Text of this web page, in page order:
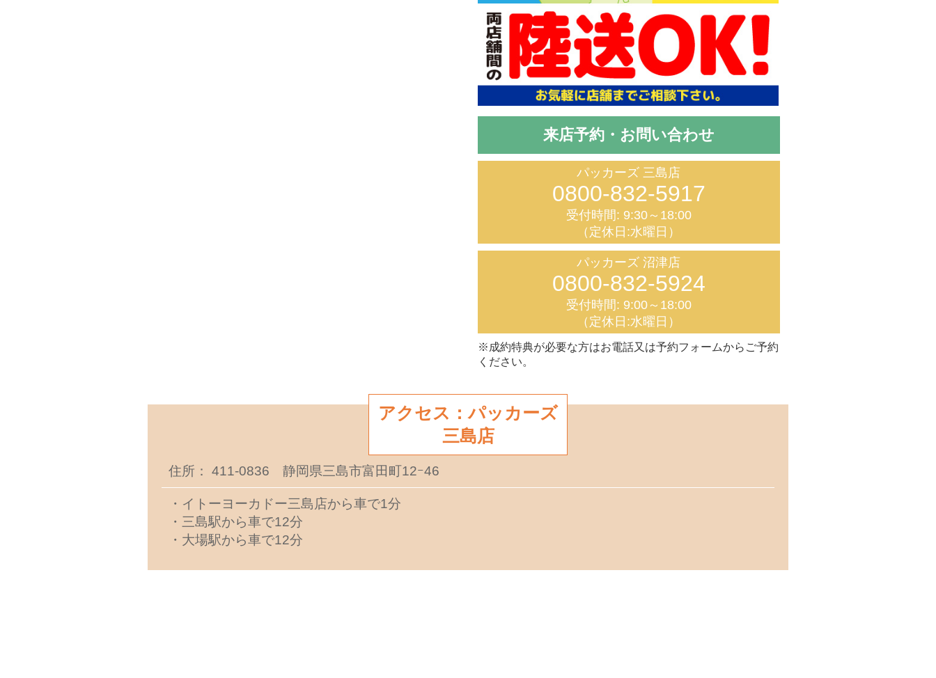
来店予約・お問い合わせ
パッカーズ 三島店
0800-832-5917
受付時間: 9:30～18:00
（定休日:水曜日）
パッカーズ 沼津店
0800-832-5924
受付時間: 9:00～18:00
（定休日:水曜日）
※成約特典が必要な方はお電話又は予約フォームからご予約
ください。
アクセス：パッカーズ
三島店
住所： 411-0836 静岡県三島市富田町12ｰ46
・イトーヨーカドー三島店から車で1分
・三島駅から車で12分
・大場駅から車で12分